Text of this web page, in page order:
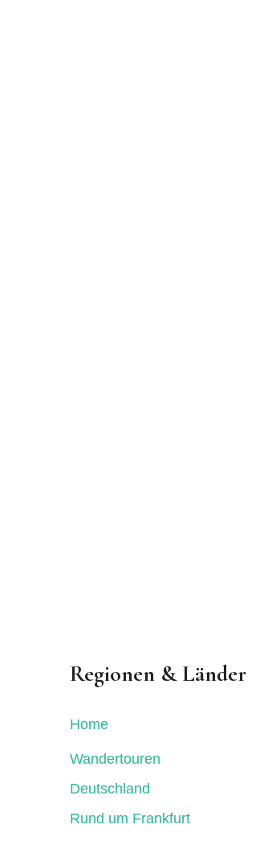
Regionen & Länder
Home
Wandertouren
Deutschland
Rund um Frankfurt